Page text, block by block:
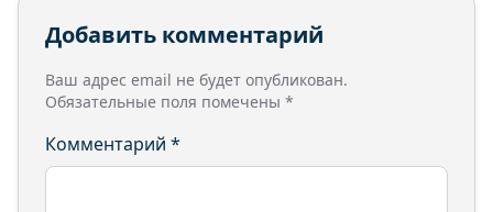
Добавить комментарий
Ваш адрес email не будет опубликован.
Обязательные поля помечены *
Комментарий *